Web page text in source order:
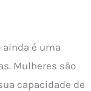
é uma
Mulheres são
capacidade de